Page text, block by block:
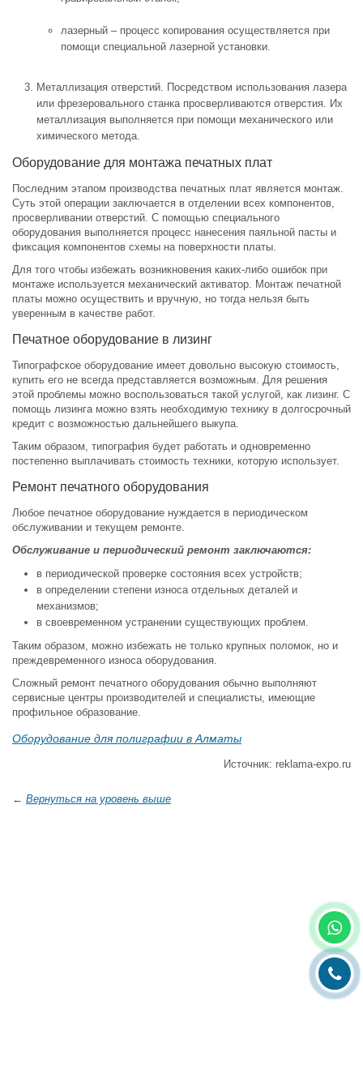
лазерный – процесс копирования осуществляется при
помощи специальной лазерной установки.
Металлизация отверстий. Посредством использования лазера
или фрезеровального станка просверливаются отверстия. Их
металлизация выполняется при помощи механического или
химического метода.
Оборудование для монтажа печатных плат
Последним этапом производства печатных плат является монтаж.
Суть этой операции заключается в отделении всех компонентов,
просверливании отверстий. С помощью специального
оборудования выполняется процесс нанесения паяльной пасты и
фиксация компонентов схемы на поверхности платы.
Для того чтобы избежать возникновения каких-либо ошибок при
монтаже используется механический активатор. Монтаж печатной
платы можно осуществить и вручную, но тогда нельзя быть
уверенным в качестве работ.
Печатное оборудование в лизинг
Типографское оборудование имеет довольно высокую стоимость,
купить его не всегда представляется возможным. Для решения
этой проблемы можно воспользоваться такой услугой, как лизинг. С
помощь лизинга можно взять необходимую технику в долгосрочный
кредит с возможностью дальнейшего выкупа.
Таким образом, типография будет работать и одновременно
постепенно выплачивать стоимость техники, которую использует.
Ремонт печатного оборудования
Любое печатное оборудование нуждается в периодическом
обслуживании и текущем ремонте.
Обслуживание и периодический ремонт заключаются:
в периодической проверке состояния всех устройств;
в определении степени износа отдельных деталей и
механизмов;
в своевременном устранении существующих проблем.
Таким образом, можно избежать не только крупных поломок, но и
преждевременного износа оборудования.
Сложный ремонт печатного оборудования обычно выполняют
сервисные центры производителей и специалисты, имеющие
профильное образование.
Оборудование для полиграфии в Алматы
Источник: reklama-expo.ru
← Вернуться на уровень выше